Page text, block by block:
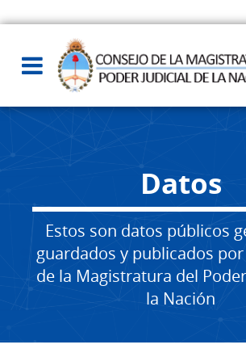
Datos
Estos son datos públicos
guardados y publicados
de la Magistratura del
la Nación